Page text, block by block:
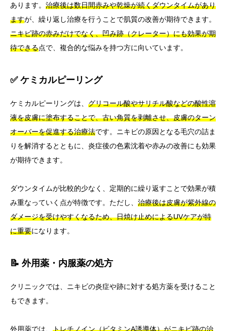
あります。 治療後は数日間赤みや乾燥が続くダウンタイムがあり
ますが、繰り返し治療を行うことで肌質の改善が期待できます。
ニキビ跡の赤みだけでなく、凹み跡（クレーター）にも効果が期
待できる点で、複合的な悩みを持つ方に向いています。
✅ ケミカルピーリング
ケミカルピーリングは、 グリコール酸やサリチル酸などの酸性溶
液を皮膚に塗布することで、古い角質を剥離させ、皮膚のターン
オーバーを促進する治療法です。ニキビの原因となる毛穴の詰ま
りを解消するとともに、炎症後の色素沈着や赤みの改善にも効果
が期待できます。
ダウンタイムが比較的少なく、定期的に繰り返すことで効果が積
み重なっていく点が特徴です。ただし、 治療後は皮膚が紫外線の
ダメージを受けやすくなるため、日焼け止めによるUVケアが特
に重要になります。
📝 外用薬・内服薬の処方
クリニックでは、ニキビの炎症や跡に対する処方薬を受けること
もできます。
外用薬では、 トレチノイン（ビタミンA誘導体）がニキビ跡の治